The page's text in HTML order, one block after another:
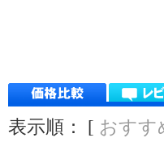
表示順： [ おすす